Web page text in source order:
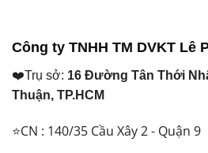
Công ty TNHH TM DVKT Lê
❤️Trụ sở: 16 Đường Tân Thới
Thuận, TP.HCM
⭐CN : 140/35 Cầu Xây 2 - Quận 9